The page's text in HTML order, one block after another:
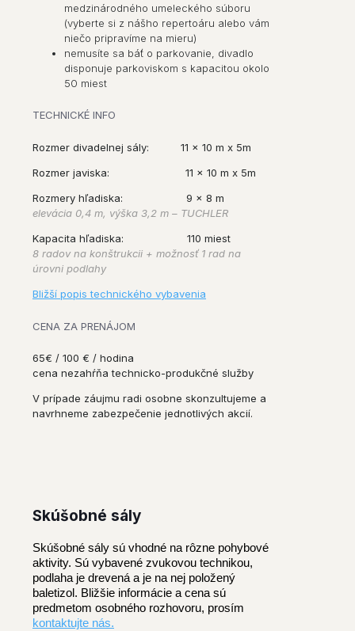
medzinárodného umeleckého súboru
(vyberte si z nášho repertoáru alebo vám
niečo pripravíme na mieru)
nemusíte sa báť o parkovanie, divadlo
disponuje parkoviskom s kapacitou okolo
50 miest
TECHNICKÉ INFO
Rozmer divadelnej sály: 11 x 10 m x 5m
Rozmer javiska: 11 x 10 m x 5m
Rozmery hľadiska: 9 x 8 m
elevácia 0,4 m, výška 3,2 m – TUCHLER
Kapacita hľadiska: 110 miest
8 radov na konštrukcii + možnosť 1 rad na
úrovni podlahy
Bližší popis technického vybavenia
CENA ZA PRENÁJOM
65€ / 100 € / hodina
cena nezahŕňa technicko-produkčné služby
V prípade záujmu radi osobne skonzultujeme a
navrhneme zabezpečenie jednotlivých akcií.
Skúšobné sály​
Skúšobné sály sú vhodné na rôzne pohybové
aktivity. Sú vybavené zvukovou technikou,
podlaha je drevená a je na nej položený
baletizol. Bližšie informácie a cena sú
predmetom osobného rozhovoru, prosím
kontaktujte nás.